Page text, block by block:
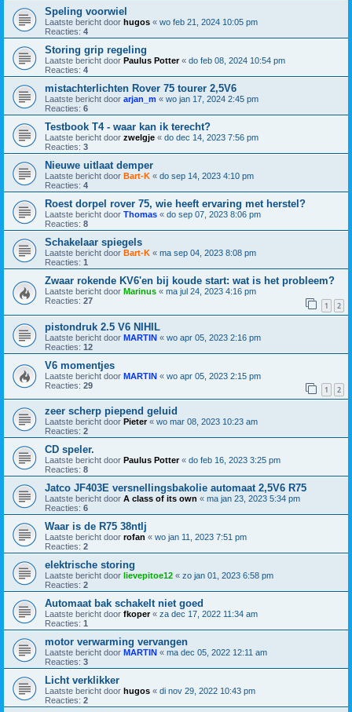
Speling voorwiel
Laatste bericht door hugos « wo feb 21, 2024 10:05 pm
Reacties: 4
Storing grip regeling
Laatste bericht door Paulus Potter« do feb 08, 2024 10:54 pm
Reacties: 4
mistachterlichten Rover 75 tourer 2,5V6
Laatste bericht door arjan_m « wo jan 17, 2024 2:45 pm
Reacties: 6
Testbook T4 - waar kan ik terecht?
Laatste bericht door zwelgje « do dec 14, 2023 7:56 pm
Reacties: 3
Nieuwe uitlaat demper
Laatste bericht door Bart-K « do sep 14, 2023 4:10 pm
Reacties: 4
Roest dorpel rover 75, wie heeft ervaring met herstel?
Laatste bericht door Thomas « do sep 07, 2023 8:06 pm
Reacties: 8
Schakelaar spiegels
Laatste bericht door Bart-K « ma sep 04, 2023 8:08 pm
Reacties: 1
Zwaar rokende KV6'en bij koude start: wat is het probleem?
Laatste bericht door Marinus « ma jul 24, 2023 4:16 pm
Reacties: 27 1 2
pistondruk 2.5 V6 NIHIL
Laatste bericht door MARTIN « wo apr 05, 2023 2:16 pm
Reacties: 12
V6 momentjes
Laatste bericht door MARTIN « wo apr 05, 2023 2:15 pm
Reacties: 29 1 2
zeer scherp piepend geluid
Laatste bericht door Pieter« wo mar 08, 2023 10:23 am
Reacties: 2
CD speler.
Laatste bericht door Paulus Potter« do feb 16, 2023 3:25 pm
Reacties: 8
Jatco JF403E versnellingsbakolie automaat 2,5V6 R75
Laatste bericht door A class of its own « ma jan 23, 2023 5:34 pm
Reacties: 6
Waar is de R75 38ntlj
Laatste bericht door rofan « wo jan 11, 2023 7:51 pm
Reacties: 2
elektrische storing
Laatste bericht door lievepitoe12 « zo jan 01, 2023 6:58 pm
Reacties: 2
Automaat bak schakelt niet goed
Laatste bericht door fkoper« za dec 17, 2022 11:34 am
Reacties: 1
motor verwarming vervangen
Laatste bericht door MARTIN « ma dec 05, 2022 12:11 am
Reacties: 3
Licht verklikker
Laatste bericht door hugos « di nov 29, 2022 10:43 pm
Reacties: 2